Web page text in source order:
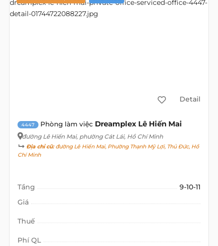
Detail
4447 Phòng làm việc Dreamplex Lê Hiến Mai
đường Lê Hiến Mai, phường Cát Lái, Hồ Chí Minh
Địa chỉ cũ:đường Lê Hiến Mai, Phường Thạnh Mỹ Lợi, Thủ Đức, Hồ
Chí Minh
Tầng
9-10-11
Giá
Thuế
Phí QL